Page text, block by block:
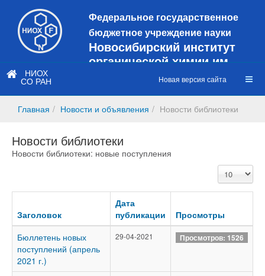
Федеральное государственное
бюджетное учреждение науки
Новосибирский институт
органической химии им.
Н.Н. Ворожцова
сайт
НИОХ
СО РАН Новая версия сайта
Главная Новости и объявления Новости библиотеки
Новости библиотеки
Новости библиотеки: новые поступления
Кол-
во
строк:
Заголовок
Дата
публикации
Просмотры
Бюллетень новых
поступлений (апрель
2021 г.)
29-04-2021 Просмотров: 1526